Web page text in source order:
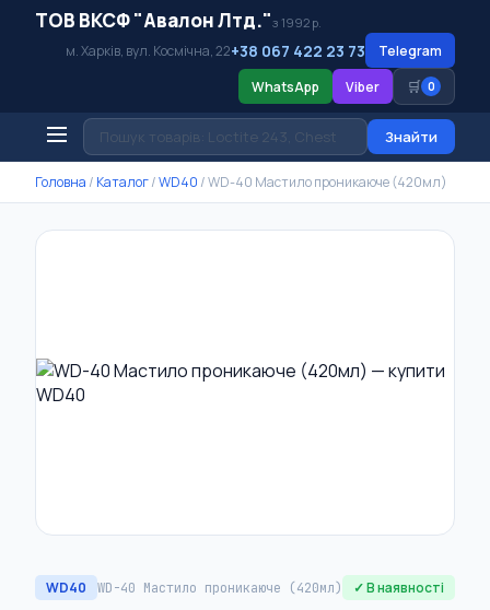
ТОВ ВКСФ "Авалон Лтд."з 1992 р.
м. Харків, вул. Космічна, 22+38 067 422 23 73
Telegram
WhatsApp
Viber 🛒 0
Знайти
Головна / Каталог/WD40 /WD-40 Мастило проникаюче (420мл)
WD40 WD-40 Мастило проникаюче (420мл) ✓ В наявності